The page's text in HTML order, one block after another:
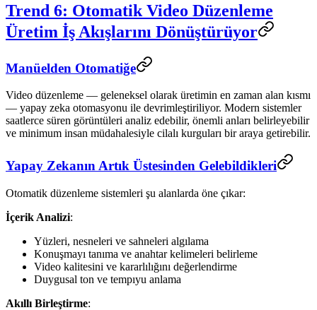
Trend 6: Otomatik Video Düzenleme
Üretim İş Akışlarını Dönüştürüyor
Manüelden Otomatiğe
Video düzenleme — geleneksel olarak üretimin en zaman alan kısmı
— yapay zeka otomasyonu ile devrimleştiriliyor. Modern sistemler
saatlerce süren görüntüleri analiz edebilir, önemli anları belirleyebilir
ve minimum insan müdahalesiyle cilalı kurguları bir araya getirebilir.
Yapay Zekanın Artık Üstesinden Gelebildikleri
Otomatik düzenleme sistemleri şu alanlarda öne çıkar:
İçerik Analizi:
Yüzleri, nesneleri ve sahneleri algılama
Konuşmayı tanıma ve anahtar kelimeleri belirleme
Video kalitesini ve kararlılığını değerlendirme
Duygusal ton ve tempıyu anlama
Akıllı Birleştirme: